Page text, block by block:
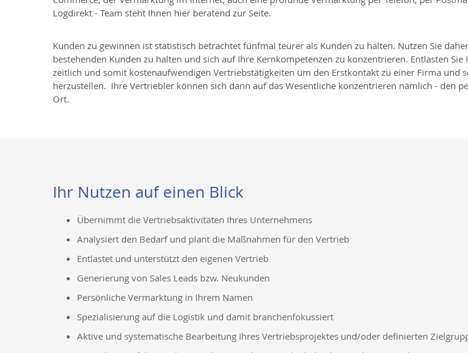
Logdirekt - Team steht Ihnen hier beratend zur Seite.
Kunden zu gewinnen ist statistisch betrachtet fünfmal teurer als Kunden zu halten. Nutzen Sie
bestehenden Kunden zu halten und sich auf Ihre Kernkompetenzen zu konzentrieren. Entlasten
zeitlich und somit kostenaufwendigen Vertriebstätigkeiten um den Erstkontakt zu einer Firma und
herzustellen. Ihre Vertriebler können sich dann auf das Wesentliche konzentrieren nämlich - den
Ort.
Ihr Nutzen auf einen Blick
Übernimmt die Vertriebsaktivitäten Ihres Unternehmens
Analysiert den Bedarf und plant die Maßnahmen für den Vertrieb
Entlastet und unterstützt den eigenen Vertrieb
Generierung von Sales Leads bzw. Neukunden
Persönliche Vermarktung in Ihrem Namen
Spezialisierung auf die Logistik und damit branchenfokussiert
Aktive und systematische Bearbeitung Ihres Vertriebsprojektes und/oder definierten